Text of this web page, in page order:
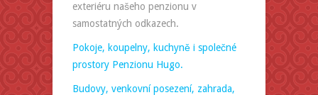
exteriéru našeho penzionu v
samostatných odkazech.
Pokoje, koupelny, kuchyně i společné
prostory Penzionu Hugo.
Budovy, venkovní posezení, zahrada,